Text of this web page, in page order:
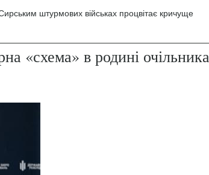
штурмових військах процвітає кричуще
«схема» в родині очільника